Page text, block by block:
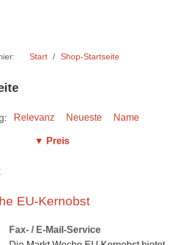
Start Shop-Startseite
Relevanz Neueste Name
▼ Preis
EU-Kernobst
Fax- / E-Mail-Service